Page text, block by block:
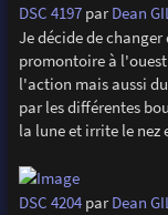
DSC 4197parDean
Je décide de
promontoire à l'ouest
l'action mais aussi
par les différentes
la lune et irrite le nez
DSC 4204parDean